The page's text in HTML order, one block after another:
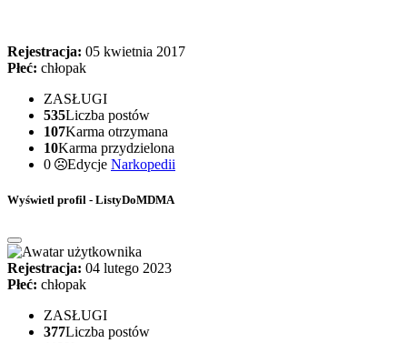
Rejestracja: 05 kwietnia 2017
Płeć: chłopak
ZASŁUGI
535Liczba postów
107Karma otrzymana
10Karma przydzielona
0
Edycje Narkopedii
Wyświetl profil - ListyDoMDMA
Rejestracja: 04 lutego 2023
Płeć: chłopak
ZASŁUGI
377Liczba postów